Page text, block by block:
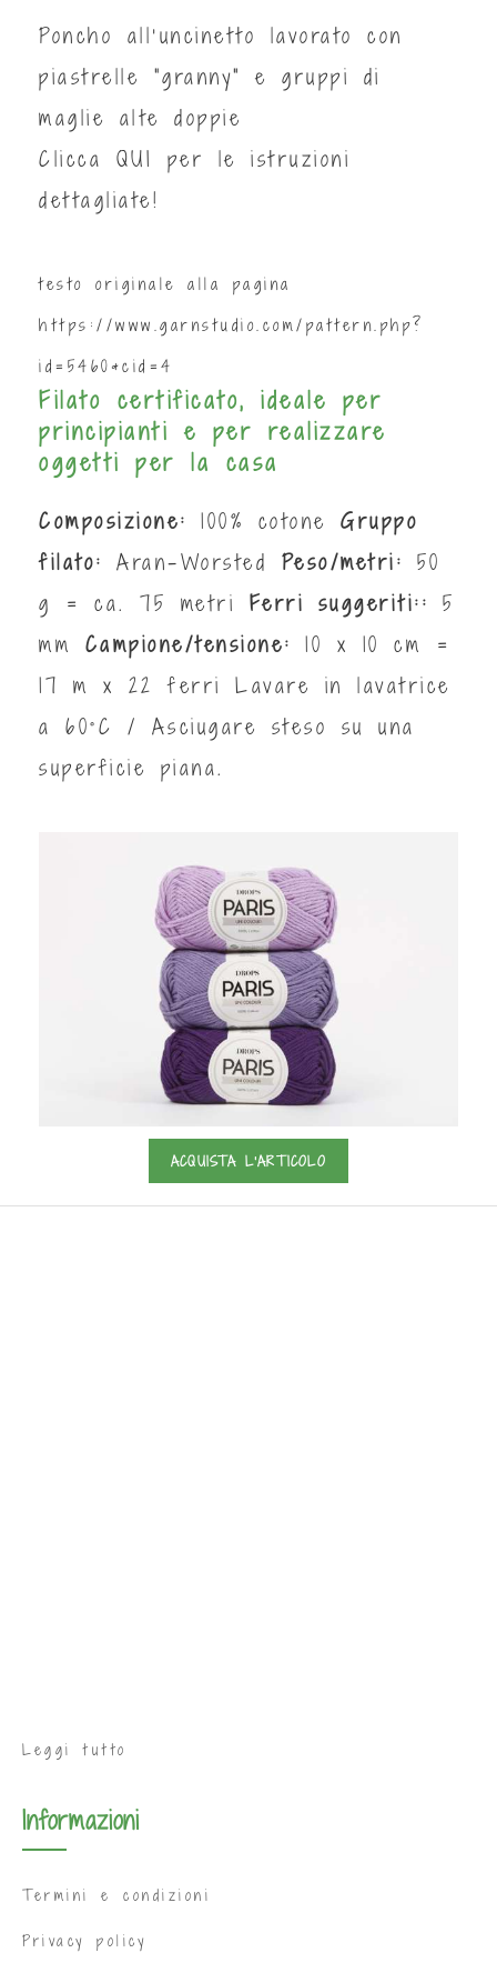
Poncho all’uncinetto lavorato con
piastrelle “granny" e gruppi di
maglie alte doppie
Clicca QUI
per le istruzioni
dettagliate!
testo originale alla pagina
https://www.garnstudio.com/pattern.php?
id=5460&cid=4
Filato certificato, ideale per
principianti e per realizzare
oggetti per la casa
Composizione: 100% cotone Gruppo
filato: Aran-Worsted Peso/metri: 50
g = ca. 75 metri Ferri suggeriti:: 5
mm Campione/tensione: 10 x 10 cm =
17 m x 22 ferri Lavare in lavatrice
a 60°C / Asciugare steso su una
superficie piana.
ACQUISTA L'ARTICOLO
Leggi tutto
Informazioni
Termini e condizioni
Privacy policy